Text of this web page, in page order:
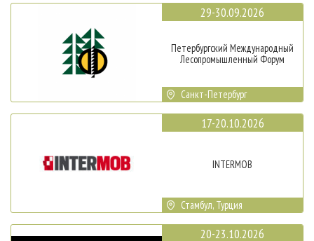
29-30.09.2026
Петербургский Международный
Лесопромышленный Форум
Санкт-Петербург
17-20.10.2026
INTERMOB
Стамбул, Турция
20-23.10.2026